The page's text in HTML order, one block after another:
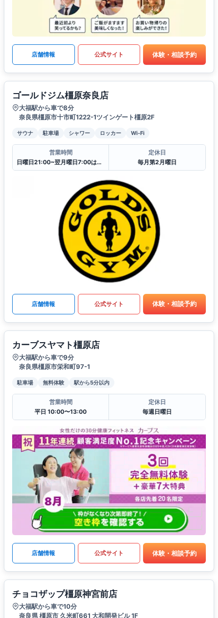
店舗情報 公式サイト 体験・相談予約
ゴールドジム橿原奈良店
大福駅から車で8分
奈良県橿原市十市町1222-1ツインゲート橿原2F
サウナ 駐車場 シャワー ロッカー Wi-Fi
営業時間
日曜日21:00~翌月曜日7:00はクローズ
定休日
毎月第2月曜日
店舗情報 公式サイト 体験・相談予約
カーブスヤマト橿原店
大福駅から車で9分
奈良県橿原市栄和町97-1
駐車場 無料体験 駅から5分以内
営業時間
平日 10:00〜13:00
定休日
毎週日曜日
店舗情報 公式サイト 体験・相談予約
チョコザップ橿原神宮前店
大福駅から車で10分
奈良県 橿原市 久米町661 大和開発ビル 1F